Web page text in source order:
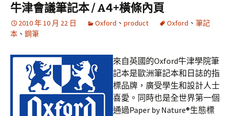
牛津會議筆記本 / A4+橫條內頁
2010 年 10 月 22 日 Oxford 、 product Oxford 、 筆記
本 、 鋼筆
來自英國的Oxford牛津學院筆
記本是歐洲筆記本和日誌的指
標品牌，廣受學生和設計人士
喜愛。同時也是全世界第一個
通過Paper by Nature®生態標